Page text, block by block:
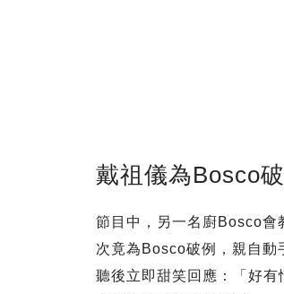
戴祖儀為Bosco
節目中，另一名廚Bosco會
次竟為Bosco破例，親自
聽後立即甜笑回應：「好